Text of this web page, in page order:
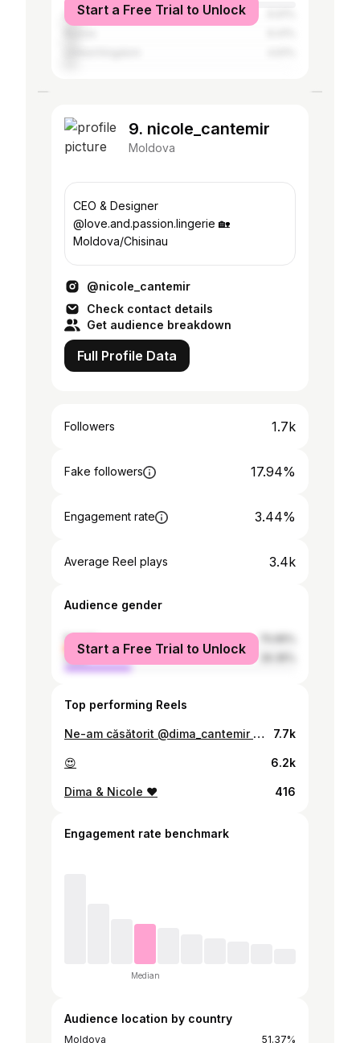
Ukraine
Start a Free Trial to Unlock
9. nicole_cantemir
Moldova
CEO & Designer
@love.and.passion.lingerie 🏡
Moldova/Chisinau
@nicole_cantemir
Check contact details
Get audience breakdown
Full Profile Data
Followers 1.7k
Fake followers 17.94%
Engagement rate 3.44%
Average Reel plays 3.4k
Audience gender
female
male
Start a Free Trial to Unlock
Top performing Reels
Ne-am căsătorit @dima_cantemir 🥰 și am făcut schimbul de inele având în spate un apus superb 💝 Am optat pentru ca acest moment să fie mai special , și ne-a reușit la maxim…o să avem amintire poze cu emoții neprivite de multi ochi , sincere și cu lacrimi de fericire 😇 @dimazaharia 7.7k
😍 6.2k
Dima & Nicole ❤️ 416
Engagement rate benchmark
Median
Audience location by country
Moldova
51.37%